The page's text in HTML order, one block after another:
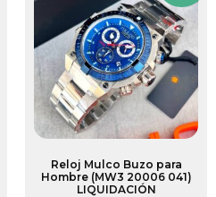
Reloj Mulco Buzo para
Hombre (MW3 20006 041)
LIQUIDACIÓN